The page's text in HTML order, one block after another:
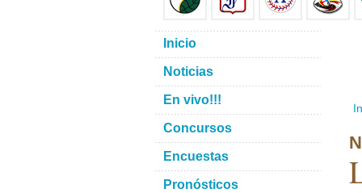
Inicio
Noticias
En vivo!!!
Concursos
Encuestas
Pronósticos